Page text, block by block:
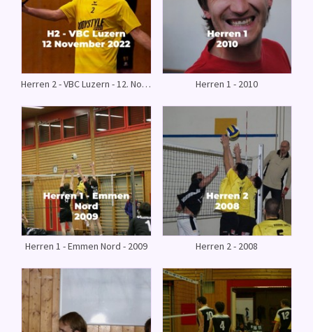
Herren 2 - VBC Luzern - 12. November 2022 Herren 1 - 2010
Herren 1 - Emmen Nord - 2009 Herren 2 - 2008